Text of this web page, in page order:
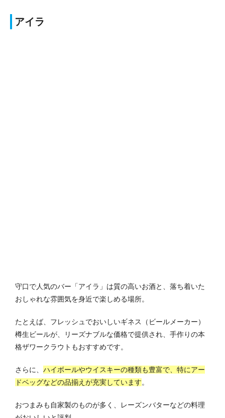
アイラ
守口で人気のバー「アイラ」は質の高いお酒と、落ち着いた
おしゃれな雰囲気を身近で楽しめる場所。
たとえば、フレッシュでおいしいギネス（ビールメーカー）
樽生ビールが、リーズナブルな価格で提供され、手作りの本
格ザワークラウトもおすすめです。
さらに、 ハイボールやウイスキーの種類も豊富で、特にアー
ドベッグなどの品揃えが充実しています。
おつまみも自家製のものが多く、レーズンバターなどの料理